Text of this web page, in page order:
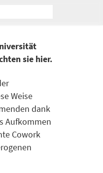
sie hier.
Weise
dank
Aufkommen
Cowork